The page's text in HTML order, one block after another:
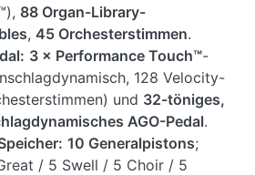
88 Organ-Library-
, 45 Orchesterstimmen.
3 × Performance Touch™-
128 Velocity-
und 32-töniges,
AGO-Pedal.
10 Generalpistons;
/ 5 Swell / 5 Choir / 5